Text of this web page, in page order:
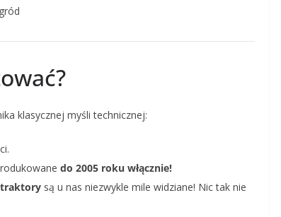
klasycznej myśli technicznej:
do 2005 roku włącznie!
są u nas niezwykle mile widziane! Nic tak nie